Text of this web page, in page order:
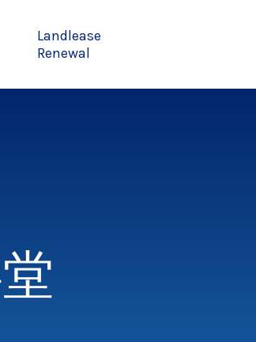
Landlease
Renewal